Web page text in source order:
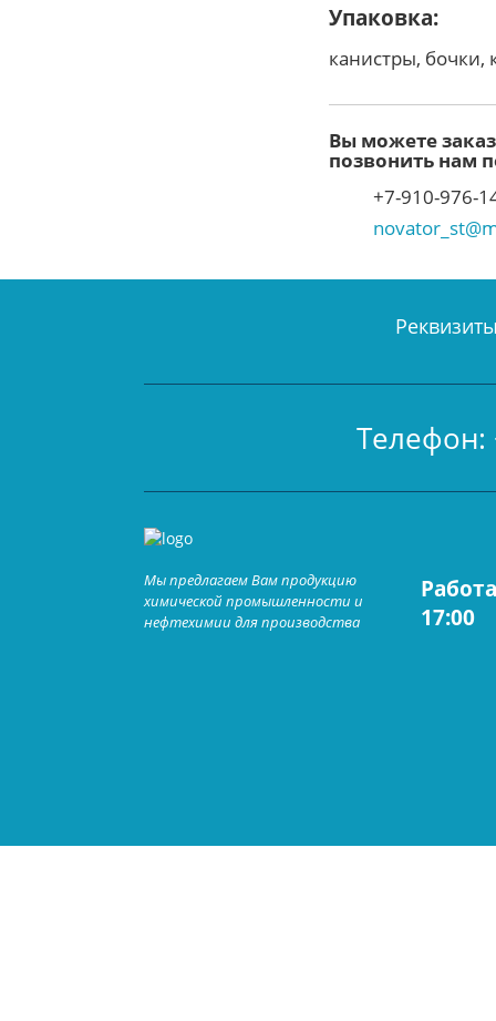
Упаковка:
канистры, бочки,
Вы можете
позвонить нам
+7-910-976-
Телефон:
Мы предлагаем Вам продукцию
химической промышленности и
нефтехимии для производства
17:00